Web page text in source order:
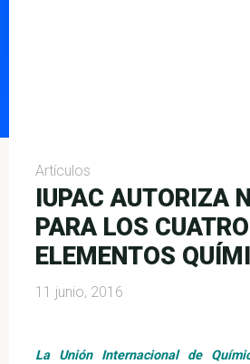
Artículos
IUPAC AUTORIZA
PARA LOS
ELEMENTOS
11 junio, 2016
La Unión Internacional de